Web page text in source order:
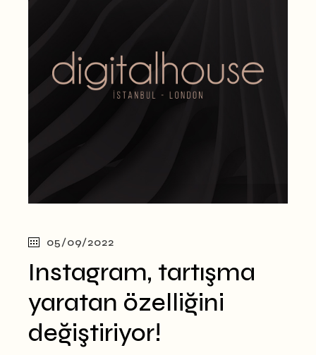
05/09/2022
Instagram, tartışma
yaratan özelliğini
değiştiriyor!